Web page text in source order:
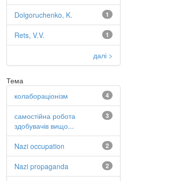
1
Dolgoruchenko, K.
1
Rets, V.V.
далі >
Тема
4
колабораціонізм
3
самостійна робота
здобувачів вищо...
2
Nazi occupation
2
Nazi propaganda